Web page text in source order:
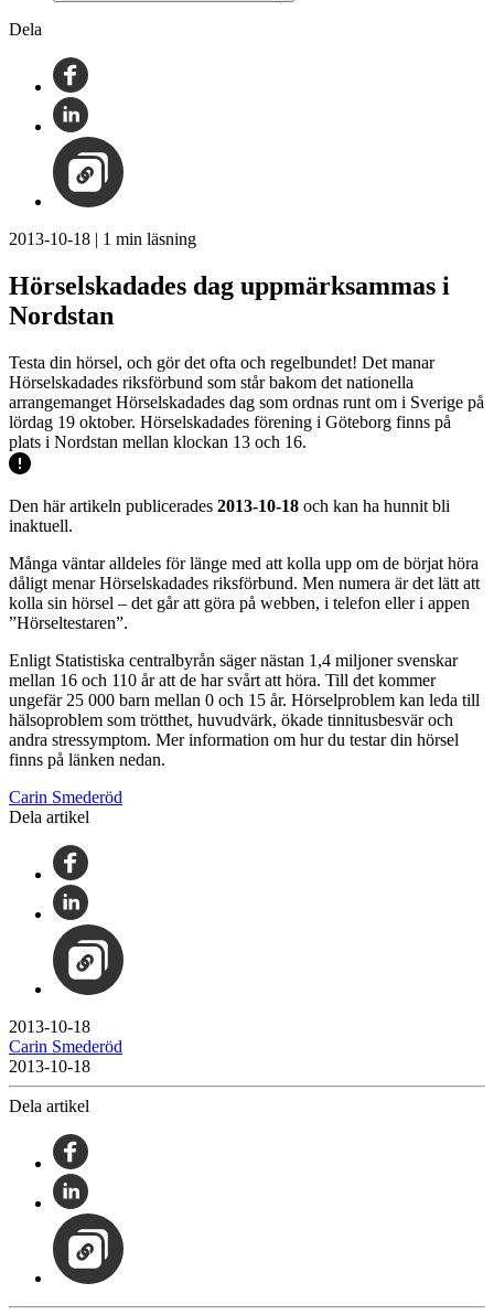
Dela
2013-10-18 | 1 min läsning
Hörselskadades dag uppmärksammas i
Nordstan
Testa din hörsel, och gör det ofta och regelbundet! Det manar
Hörselskadades riksförbund som står bakom det nationella
arrangemanget Hörselskadades dag som ordnas runt om i Sverige på
lördag 19 oktober. Hörselskadades förening i Göteborg finns på
plats i Nordstan mellan klockan 13 och 16.
Den här artikeln publicerades 2013-10-18 och kan ha hunnit bli
inaktuell.
Många väntar alldeles för länge med att kolla upp om de börjat höra
dåligt menar Hörselskadades riksförbund. Men numera är det lätt att
kolla sin hörsel – det går att göra på webben, i telefon eller i appen
”Hörseltestaren”.
Enligt Statistiska centralbyrån säger nästan 1,4 miljoner svenskar
mellan 16 och 110 år att de har svårt att höra. Till det kommer
ungefär 25 000 barn mellan 0 och 15 år. Hörselproblem kan leda till
hälsoproblem som trötthet, huvudvärk, ökade tinnitusbesvär och
andra stressymptom. Mer information om hur du testar din hörsel
finns på länken nedan.
Carin Smederöd
Dela artikel
2013-10-18
Carin Smederöd
2013-10-18
Dela artikel